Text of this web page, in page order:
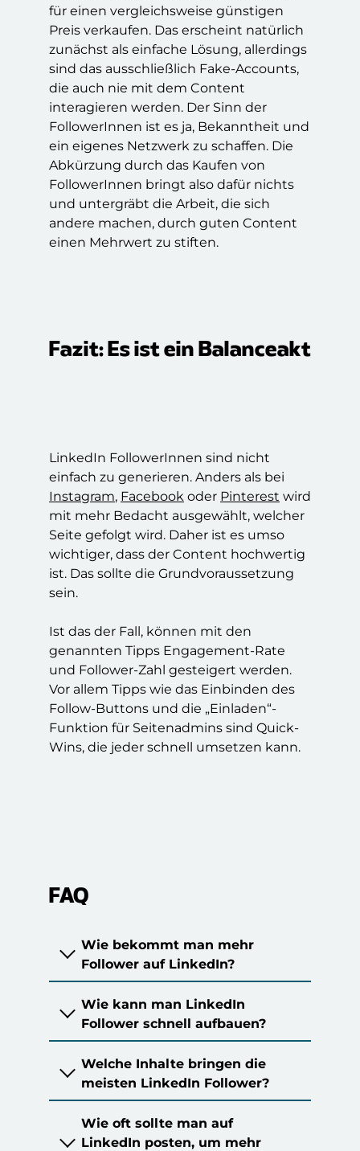
für einen vergleichsweise günstigen
Preis verkaufen. Das erscheint natürlich
zunächst als einfache Lösung, allerdings
sind das ausschließlich Fake-Accounts,
die auch nie mit dem Content
interagieren werden. Der Sinn der
FollowerInnen ist es ja, Bekanntheit und
ein eigenes Netzwerk zu schaffen. Die
Abkürzung durch das Kaufen von
FollowerInnen bringt also dafür nichts
und untergräbt die Arbeit, die sich
andere machen, durch guten Content
einen Mehrwert zu stiften.
Fazit: Es ist ein Balanceakt
LinkedIn FollowerInnen sind nicht
einfach zu generieren. Anders als bei
Instagram, Facebook oder Pinterest wird
mit mehr Bedacht ausgewählt, welcher
Seite gefolgt wird. Daher ist es umso
wichtiger, dass der Content hochwertig
ist. Das sollte die Grundvoraussetzung
sein.
Ist das der Fall, können mit den
genannten Tipps Engagement-Rate
und Follower-Zahl gesteigert werden.
Vor allem Tipps wie das Einbinden des
Follow-Buttons und die „Einladen“-
Funktion für Seitenadmins sind Quick-
Wins, die jeder schnell umsetzen kann.
FAQ
Wie bekommt man mehr
Follower auf LinkedIn?
Wie kann man LinkedIn
Follower schnell aufbauen?
regelmäßig posten
starke Hooks in den ersten
Zeilen nutzen
Meinungen und klare
Perspektiven teilen
Welche Inhalte bringen die
meisten LinkedIn Follower?
Diskussionen anstoßen
Wie oft sollte man auf
LinkedIn posten, um mehr
zwei bis
Recruiting
Branding